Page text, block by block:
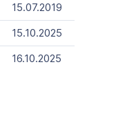
15.07.2019
15.10.2025
16.10.2025